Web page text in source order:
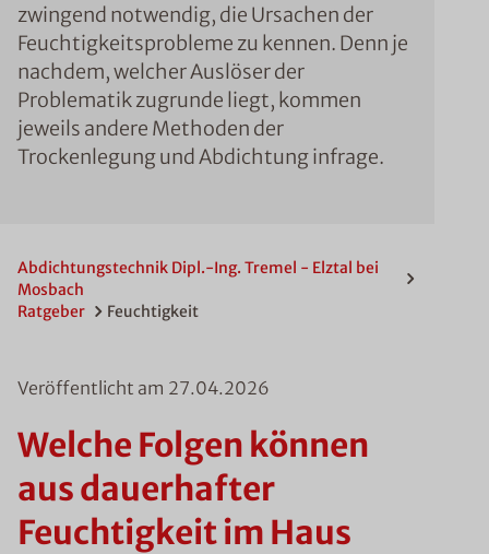
zwingend notwendig, die Ursachen der
Feuchtigkeitsprobleme zu kennen. Denn je
nachdem, welcher Auslöser der
Problematik zugrunde liegt, kommen
jeweils andere Methoden der
Trockenlegung und Abdichtung infrage.
Abdichtungstechnik Dipl.-Ing. Tremel - Elztal bei
Mosbach
Ratgeber
Feuchtigkeit
Veröffentlicht am 27.04.2026
Welche Folgen können
aus dauerhafter
Feuchtigkeit im Haus